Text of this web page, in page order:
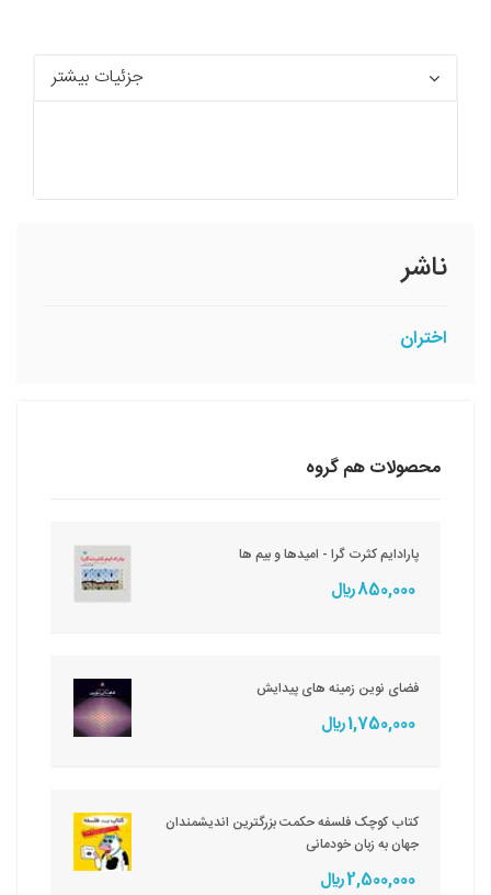
جزئیات بیشتر
ناشر
اختران
محصولات هم گروه
پارادایم کثرت گرا - امیدها و بیم ها
850,000 ريال
فضای نوین زمینه های پیدایش
1,750,000 ريال
کتاب کوچک فلسفه حکمت بزرگترین اندیشمندان
جهان به زبان خودمانی
2,500,000 ريال